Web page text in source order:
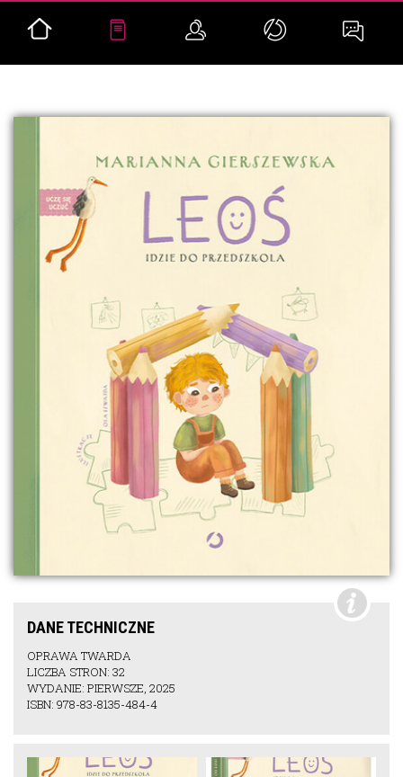
DANE TECHNICZNE
OPRAWA TWARDA
LICZBA STRON: 32
WYDANIE: PIERWSZE, 2025
ISBN: 978-83-8135-484-4